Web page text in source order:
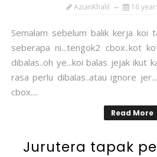
AzianKhalil 16
Semalam sebelum balik kerja
seberapa ni...tengok2 cbox..kot
dibalas..oh ye...koi balas jejak ikut
rasa perlu dibalas..atau ignore
cbox....
Read More
Jurutera tapak